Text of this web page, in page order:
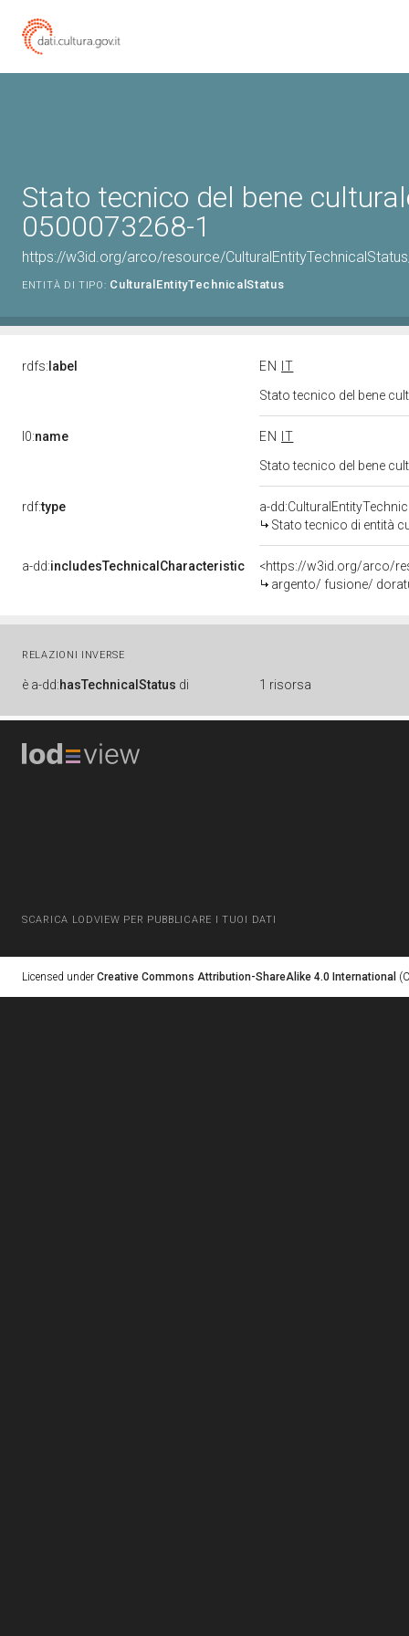
Stato tecnico del bene
0500073268-1
https://w3id.org/arco/resource/
ENTITÀ DI TIPO: CulturalEntityTechnicalStatus
rdfs: label EN
IT
Stato tecnico del bene
l0:name EN
IT
Stato tecnico del bene
rdf:type
a-
Stato tecnico di entità
a-dd:includesTechnicalCharacteristic
<https://w3id.org/arco/
argento/ fusione/
RELAZIONI INVERSE
è a-dd:hasTechnicalStatus di 1 risorsa
SCARICA LODVIEW PER PUBBLICARE I TUOI DATI
Licensed under Creative Commons Attribution-ShareAlike 4.0 International